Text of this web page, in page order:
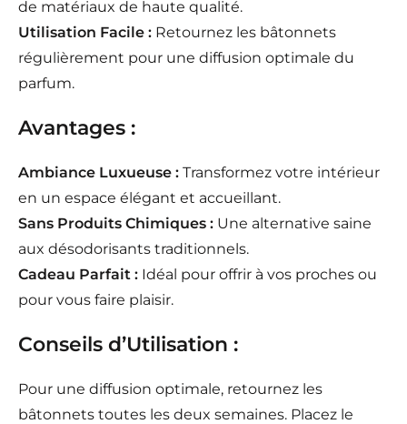
de matériaux de haute qualité.
Utilisation Facile : Retournez les bâtonnets
régulièrement pour une diffusion optimale du
parfum.
Avantages :
Ambiance Luxueuse : Transformez votre intérieur
en un espace élégant et accueillant.
Sans Produits Chimiques : Une alternative saine
aux désodorisants traditionnels.
Cadeau Parfait : Idéal pour offrir à vos proches ou
pour vous faire plaisir.
Conseils d’Utilisation :
Pour une diffusion optimale, retournez les
bâtonnets toutes les deux semaines. Placez le